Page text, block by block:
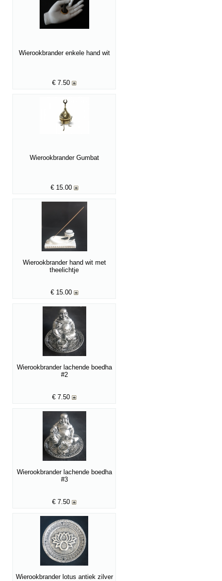
Wierookbrander enkele hand wit
€ 7.50
Wierookbrander Gumbat
€ 15.00
Wierookbrander hand wit met
theelichtje
€ 15.00
Wierookbrander lachende boedha
#2
€ 7.50
Wierookbrander lachende boedha
#3
€ 7.50
Wierookbrander lotus antiek zilver